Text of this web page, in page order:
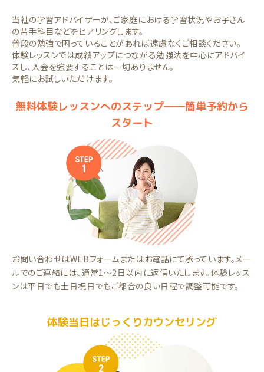
当社の学習アドバイザーが、ご家庭における学習状況やお子さん
の苦手科目などをヒアリングします。
普段の勉強で困っていることがあれば遠慮なくご相談ください。
体験レッスンでは成績アップにつながる勉強法を中心にアドバイ
スし、入会を強要することは一切ありません。
気軽にお試しいただけます。
無料体験レッスンへのステップ――簡単予約から
スタート
お問い合わせはWEBフォームまたはお電話にて承っています。メー
ルでのご連絡には、通常1～2日以内に返信いたします。体験レッス
ンは平日でも土日祝日でもご都合の良い日程で調整可能です。
体験当日はじっくりカウンセリング